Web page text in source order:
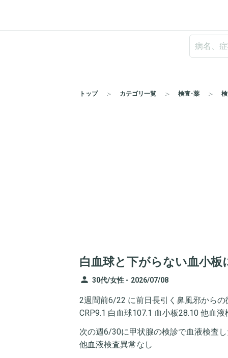
トップ カテゴリ一覧 検査･薬
白血球と下がらない血小板
person 30代/女性 - 2026/07/08
2週間前6/22 に前日長引く鼻風邪から
CRP9.1 白血球107.1 血小板28.10 他血
次の週6/30に甲状腺の検診で血液検査
他血液検査異常なし